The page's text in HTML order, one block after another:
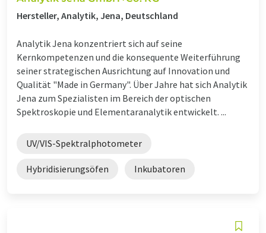
Hersteller, Analytik, Jena, Deutschland
Analytik Jena konzentriert sich auf seine
Kernkompetenzen und die konsequente Weiterführung
seiner strategischen Ausrichtung auf Innovation und
Qualität "Made in Germany". Über Jahre hat sich Analytik
Jena zum Spezialisten im Bereich der optischen
Spektroskopie und Elementaranalytik entwickelt. ...
UV/VIS-Spektralphotometer
Hybridisierungsöfen Inkubatoren